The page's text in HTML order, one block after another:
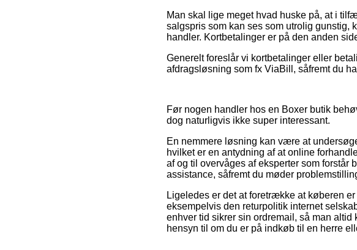
Man skal lige meget hvad huske på, at i
salgspris som kan ses som utrolig gunstig,
handler. Kortbetalinger er på den anden
Generelt foreslår vi kortbetalinger eller
afdragsløsning som fx ViaBill, såfremt du
Før nogen handler hos en Boxer butik
dog naturligvis ikke super interessant.
En nemmere løsning kan være at
hvilket er en antydning af at online
af og til overvåges af eksperter som forstår
assistance, såfremt du møder
Ligeledes er det at foretrække at køberen
eksempelvis den returpolitik internet
enhver tid sikrer sin ordremail, så man
hensyn til om du er på indkøb til en herre